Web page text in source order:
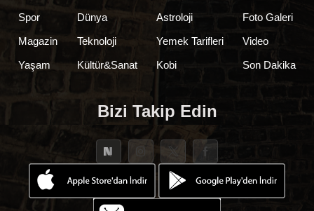
Spor
Magazin
Yaşam
Dünya
Teknoloji
Kültür&Sanat
Astroloji
Yemek Tarifleri
Kobi
Foto Galeri
Video
Son Dakika
Bizi Takip Edin